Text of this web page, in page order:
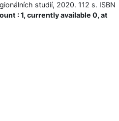
studií, 2020. 112 s. ISBN
: 1, currently available 0, at